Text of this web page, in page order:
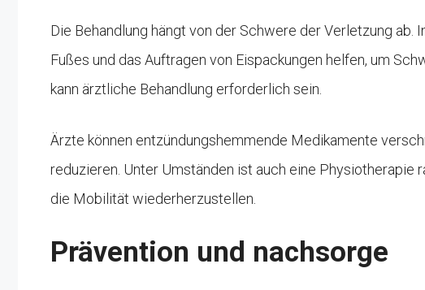
Die Behandlung hängt von der Schwere der Verletzung ab.
Fußes und das Auftragen von Eispackungen helfen, um
kann ärztliche Behandlung erforderlich sein.
Ärzte können entzündungshemmende Medikamente
reduzieren. Unter Umständen ist auch eine Physiotherapie
die Mobilität wiederherzustellen.
Prävention und nachsorge